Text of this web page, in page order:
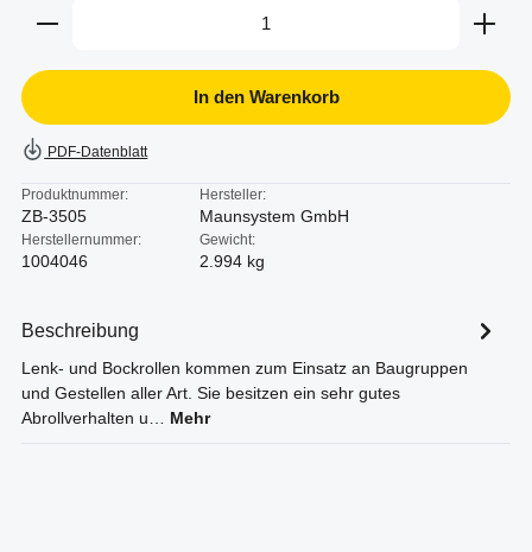
Produkt Anzahl: Gib den gewünschten Wert ein
In den Warenkorb
PDF-Datenblatt
Produktnummer:
ZB-3505
Hersteller:
Maunsystem GmbH
Herstellernummer:
1004046
Gewicht:
2.994 kg
Beschreibung
Lenk- und Bockrollen kommen zum Einsatz an Baugruppen
und Gestellen aller Art. Sie besitzen ein sehr gutes
Abrollverhalten u… Mehr